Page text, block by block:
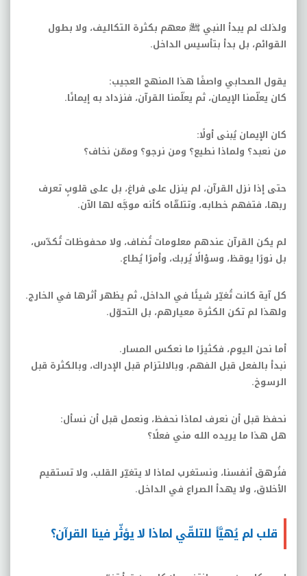
ولذلك لم يبدأ النبي ﷺ معهم بكثرة التكاليف، ولا بطول
القوائم، بل بدأ بتأسيس الداخل.
يقول الصحابي واصفًا هذا المنهج العجيب:
كان يعلّمنا الإيمان، ثم يعلّمنا القرآن، فنزداد به إيمانًا.
كان الإيمان يُبنى أولًا:
من نعبد؟ ولماذا نطيع؟ ومن نرجو؟ وممّن نخاف؟
حتى إذا نزل القرآن، لم ينزل على فراغ، بل على قلوبٍ تعرف
ربها، فتفهم خطابه، وتتلقّاه كأنه موجَّه لها الآن.
لم يكن القرآن عندهم معلومات تُضاف، ولا محفوظات تُكدّس،
بل نورًا يوقظ، وسؤالًا يُربك، وأمرًا يُطاع.
كل آية كانت تُغيّر شيئًا في الداخل، ثم يظهر أثرها في الخارج.
ولهذا لم تكن الكثرة معيارهم، بل التحوّل.
أما نحن اليوم، فكثيرًا ما نعكس المسار.
نبدأ بالفعل قبل الفهم، وبالالتزام قبل الإدراك، وبالكثرة قبل
الرسوخ.
نحفظ قبل أن نعرف لماذا نحفظ، ونعمل قبل أن نسأل:
هل هذا ما يريده الله مني فعلًا؟
فنُرهق أنفسنا، ونستغرب لماذا لا يتغيّر القلب، ولا تستقيم
الأخلاق، ولا يهدأ الصراع في الداخل.
قلب لم يُهيَّأ للتلقّي لماذا لا يؤثّر فينا القرآن؟